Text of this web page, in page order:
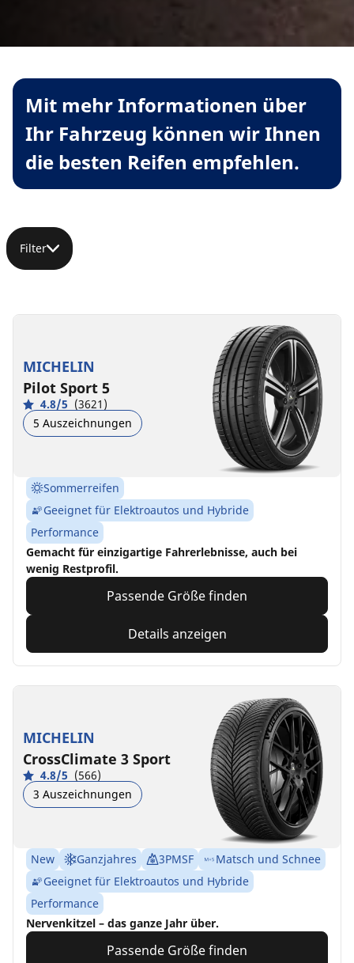
Mit mehr Informationen über
Ihr Fahrzeug können wir Ihnen
die besten Reifen empfehlen.
Filter
MICHELIN
Pilot Sport 5
4.8/5 (3621)
5 Auszeichnungen
Sommerreifen
Geeignet für Elektroautos und Hybride
Performance
Gemacht für einzigartige Fahrerlebnisse, auch bei
wenig Restprofil.
Passende Größe finden
Details anzeigen
MICHELIN
CrossClimate 3 Sport
4.8/5 (566)
3 Auszeichnungen
New Ganzjahres 3PMSF
Matsch und Schnee
Geeignet für Elektroautos und Hybride
Performance
Nervenkitzel – das ganze Jahr über.
Passende Größe finden